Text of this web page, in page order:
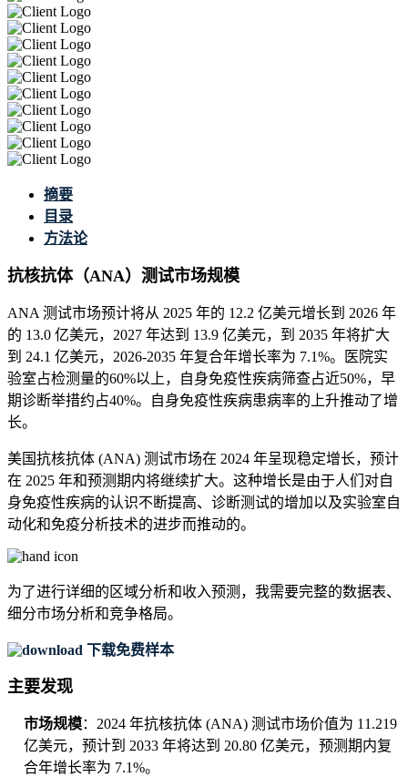
摘要
目录
方法论
抗核抗体（ANA）测试市场规模
ANA 测试市场预计将从 2025 年的 12.2 亿美元增长到 2026 年
的 13.0 亿美元，2027 年达到 13.9 亿美元，到 2035 年将扩大
到 24.1 亿美元，2026-2035 年复合年增长率为 7.1%。医院实
验室占检测量的60%以上，自身免疫性疾病筛查占近50%，早
期诊断举措约占40%。自身免疫性疾病患病率的上升推动了增
长。
美国抗核抗体 (ANA) 测试市场在 2024 年呈现稳定增长，预计
在 2025 年和预测期内将继续扩大。这种增长是由于人们对自
身免疫性疾病的认识不断提高、诊断测试的增加以及实验室自
动化和免疫分析技术的进步而推动的。
为了进行详细的区域分析和收入预测，我需要完整的数据表、
细分市场分析和竞争格局。
下载免费样本
主要发现
市场规模：2024 年抗核抗体 (ANA) 测试市场价值为 11.219
亿美元，预计到 2033 年将达到 20.80 亿美元，预测期内复
合年增长率为 7.1%。